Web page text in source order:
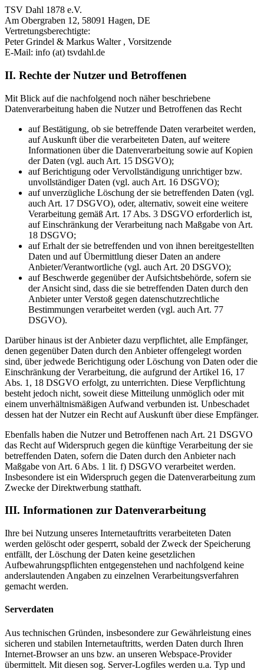
TSV Dahl 1878 e.V.
Am Obergraben 12, 58091 Hagen, DE
Vertretungsberechtigte:
Peter Grindel & Markus Walter , Vorsitzende
E-Mail: info (at) tsvdahl.de
II. Rechte der Nutzer und Betroffenen
Mit Blick auf die nachfolgend noch näher beschriebene
Datenverarbeitung haben die Nutzer und Betroffenen das Recht
auf Bestätigung, ob sie betreffende Daten verarbeitet werden,
auf Auskunft über die verarbeiteten Daten, auf weitere
Informationen über die Datenverarbeitung sowie auf Kopien
der Daten (vgl. auch Art. 15 DSGVO);
auf Berichtigung oder Vervollständigung unrichtiger bzw.
unvollständiger Daten (vgl. auch Art. 16 DSGVO);
auf unverzügliche Löschung der sie betreffenden Daten (vgl.
auch Art. 17 DSGVO), oder, alternativ, soweit eine weitere
Verarbeitung gemäß Art. 17 Abs. 3 DSGVO erforderlich ist,
auf Einschränkung der Verarbeitung nach Maßgabe von Art.
18 DSGVO;
auf Erhalt der sie betreffenden und von ihnen bereitgestellten
Daten und auf Übermittlung dieser Daten an andere
Anbieter/Verantwortliche (vgl. auch Art. 20 DSGVO);
auf Beschwerde gegenüber der Aufsichtsbehörde, sofern sie
der Ansicht sind, dass die sie betreffenden Daten durch den
Anbieter unter Verstoß gegen datenschutzrechtliche
Bestimmungen verarbeitet werden (vgl. auch Art. 77
DSGVO).
Darüber hinaus ist der Anbieter dazu verpflichtet, alle Empfänger,
denen gegenüber Daten durch den Anbieter offengelegt worden
sind, über jedwede Berichtigung oder Löschung von Daten oder die
Einschränkung der Verarbeitung, die aufgrund der Artikel 16, 17
Abs. 1, 18 DSGVO erfolgt, zu unterrichten. Diese Verpflichtung
besteht jedoch nicht, soweit diese Mitteilung unmöglich oder mit
einem unverhältnismäßigen Aufwand verbunden ist. Unbeschadet
dessen hat der Nutzer ein Recht auf Auskunft über diese Empfänger.
Ebenfalls haben die Nutzer und Betroffenen nach Art. 21 DSGVO
das Recht auf Widerspruch gegen die künftige Verarbeitung der sie
betreffenden Daten, sofern die Daten durch den Anbieter nach
Maßgabe von Art. 6 Abs. 1 lit. f) DSGVO verarbeitet werden.
Insbesondere ist ein Widerspruch gegen die Datenverarbeitung zum
Zwecke der Direktwerbung statthaft.
III. Informationen zur Datenverarbeitung
Ihre bei Nutzung unseres Internetauftritts verarbeiteten Daten
werden gelöscht oder gesperrt, sobald der Zweck der Speicherung
entfällt, der Löschung der Daten keine gesetzlichen
Aufbewahrungspflichten entgegenstehen und nachfolgend keine
anderslautenden Angaben zu einzelnen Verarbeitungsverfahren
gemacht werden.
Serverdaten
Aus technischen Gründen, insbesondere zur Gewährleistung eines
sicheren und stabilen Internetauftritts, werden Daten durch Ihren
Internet-Browser an uns bzw. an unseren Webspace-Provider
übermittelt. Mit diesen sog. Server-Logfiles werden u.a. Typ und